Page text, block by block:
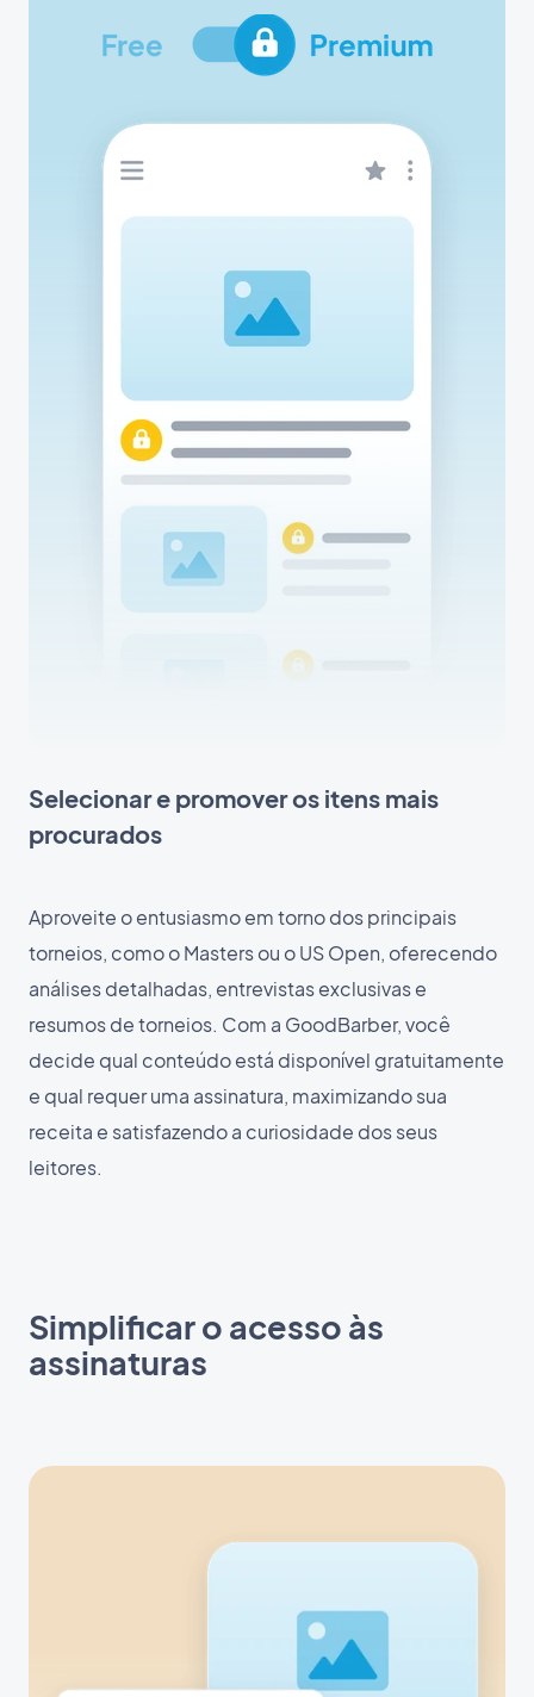
Selecionar e promover os itens mais
procurados
Aproveite o entusiasmo em torno dos principais
torneios, como o Masters ou o US Open, oferecendo
análises detalhadas, entrevistas exclusivas e
resumos de torneios. Com a GoodBarber, você
decide qual conteúdo está disponível gratuitamente
e qual requer uma assinatura, maximizando sua
receita e satisfazendo a curiosidade dos seus
leitores.
Simplificar o acesso às
assinaturas